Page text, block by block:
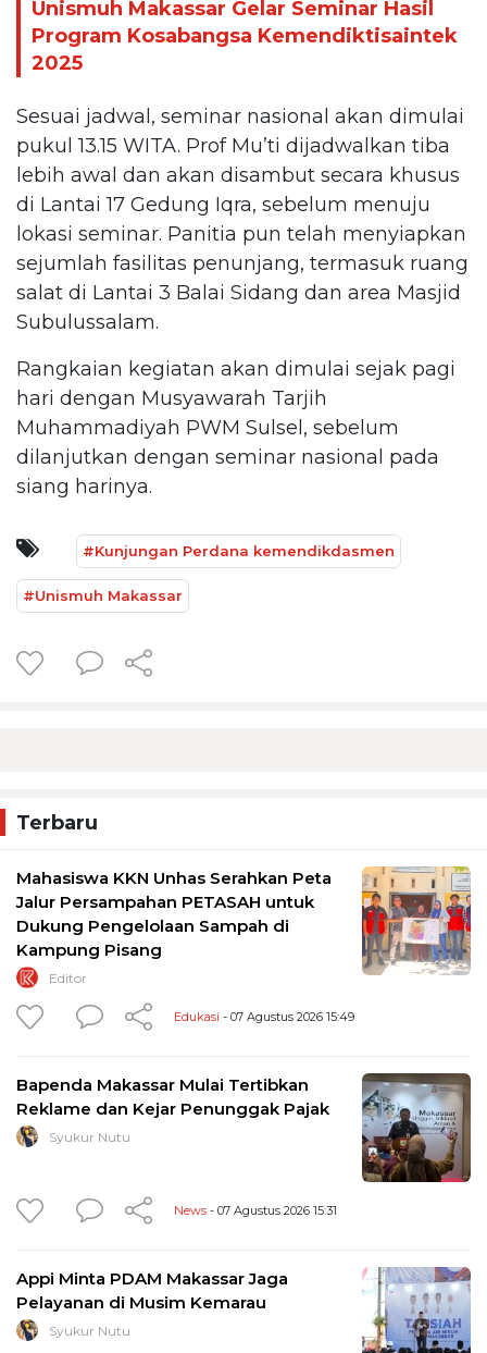
Unismuh Makassar Gelar Seminar Hasil
Program Kosabangsa Kemendiktisaintek
2025
Sesuai jadwal, seminar nasional akan dimulai
pukul 13.15 WITA. Prof Mu’ti dijadwalkan tiba
lebih awal dan akan disambut secara khusus
di Lantai 17 Gedung Iqra, sebelum menuju
lokasi seminar. Panitia pun telah menyiapkan
sejumlah fasilitas penunjang, termasuk ruang
salat di Lantai 3 Balai Sidang dan area Masjid
Subulussalam.
Rangkaian kegiatan akan dimulai sejak pagi
hari dengan Musyawarah Tarjih
Muhammadiyah PWM Sulsel, sebelum
dilanjutkan dengan seminar nasional pada
siang harinya.
#Kunjungan Perdana kemendikdasmen
#Unismuh Makassar
Terbaru
Mahasiswa KKN Unhas Serahkan Peta
Jalur Persampahan PETASAH untuk
Dukung Pengelolaan Sampah di
Kampung Pisang
Editor
Edukasi - 07 Agustus 2026 15:49
Bapenda Makassar Mulai Tertibkan
Reklame dan Kejar Penunggak Pajak
Syukur Nutu
News - 07 Agustus 2026 15:31
Appi Minta PDAM Makassar Jaga
Pelayanan di Musim Kemarau
Syukur Nutu